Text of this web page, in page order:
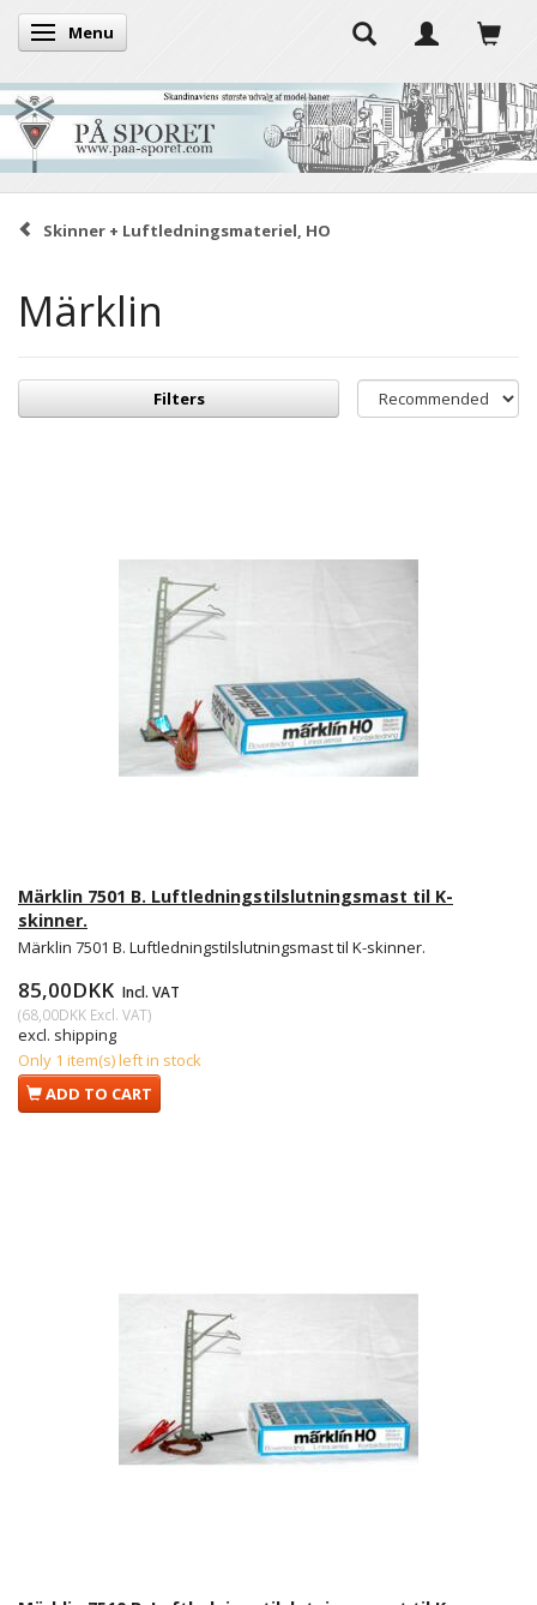
Toggle navigation
Menu
Skinner + Luftledningsmateriel, HO
Märklin
Filters
Märklin 7501 B. Luftledningstilslutningsmast til K-
skinner.
Märklin 7501 B. Luftledningstilslutningsmast til K-skinner.
85,00DKK Incl. VAT
(68,00DKK Excl. VAT)
excl. shipping
Only 1 item(s) left in stock
ADD TO CART